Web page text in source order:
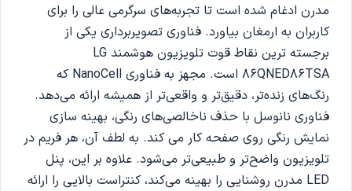
مدرن ادغام شده است تا تجربه‌های سرگرمی عالی را برای
کاربران به ارمغان بیاورد. فناوری تصویربرداری یکی از
برجسته ترین نقاط قوت تلویزیون هوشمند LG
86QNED86TSA است. مجهز به فناوری NanoCell که
رنگ‌های زنده‌تر، دقیق‌تر و واقعی‌تر از همیشه ارائه می‌دهد.
فناوری نانوسل با حذف ناخالصی‌های رنگی، بهینه سازی
نمایش رنگی روی صفحه کار می کند. به لطف آن، هر فریم در
تلویزیون واضح‌تر و طبیعی‌تر می‌شود. علاوه بر این، پنل
LED مدرن روشنایی را بهینه می‌کند، کنتراست بالایی را ارائه